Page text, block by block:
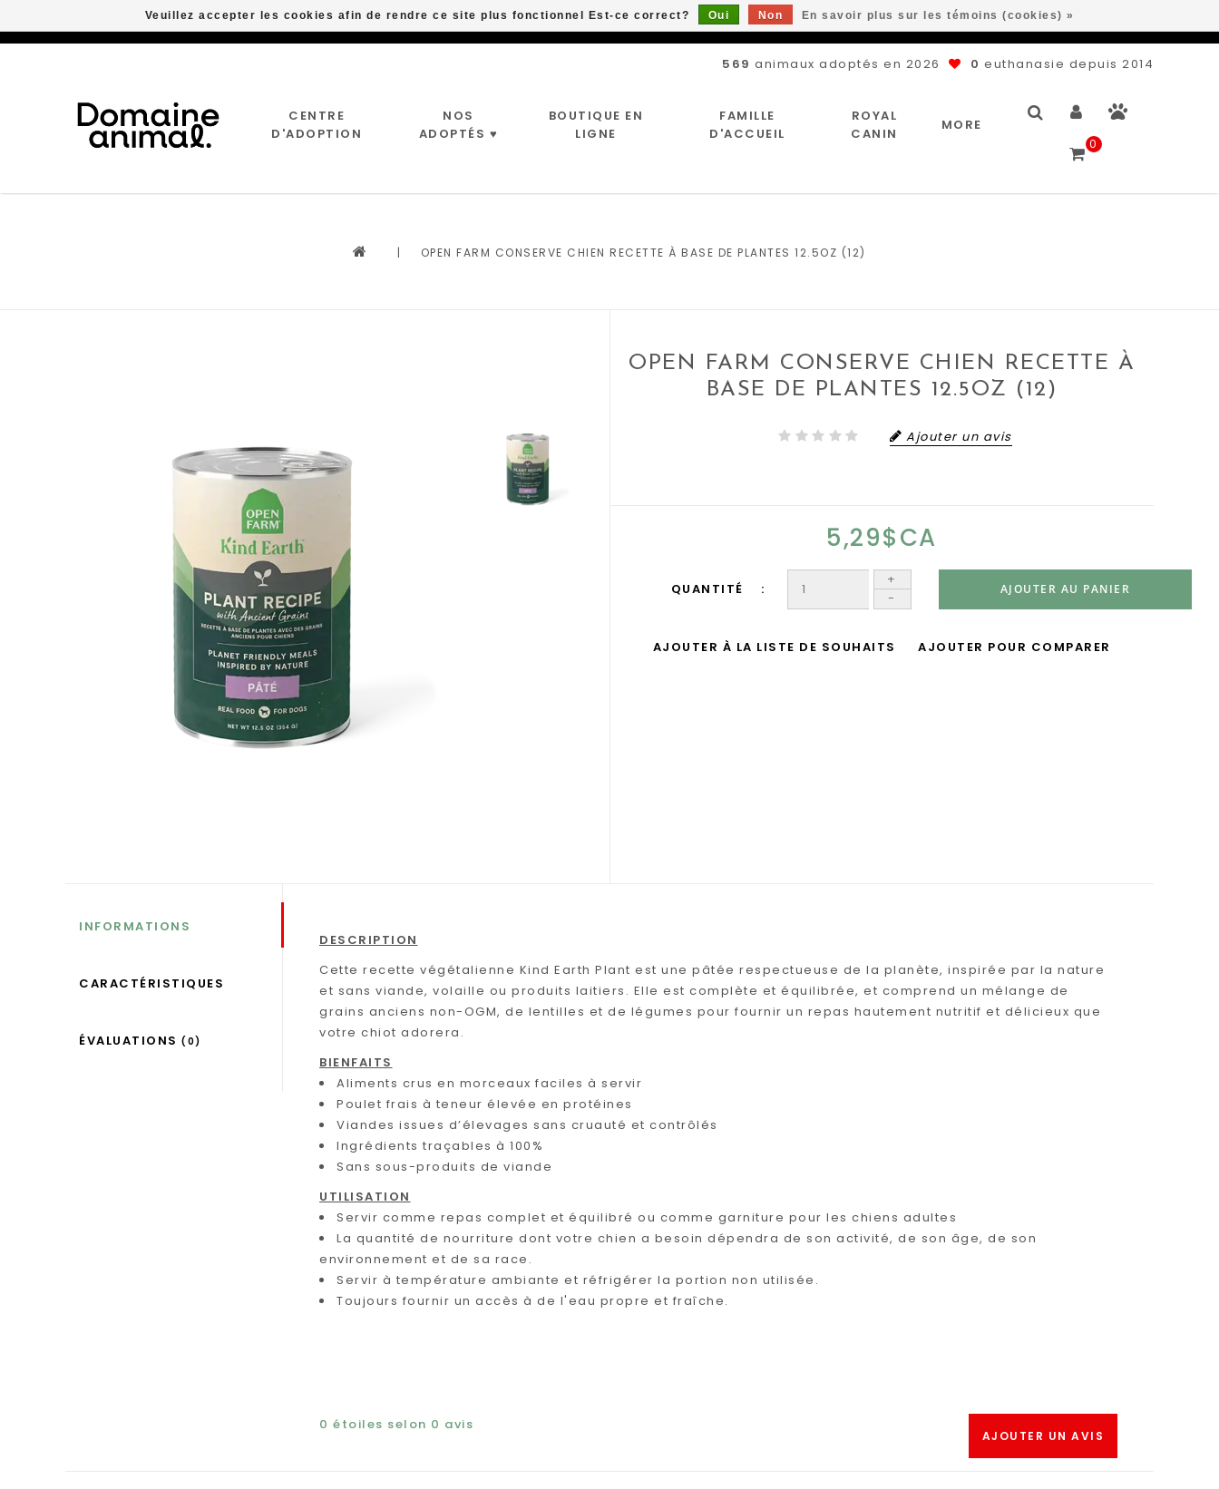
569 animaux adoptés en 2026 0 euthanasie depuis 2014
CENTRE
D'ADOPTION
NOS
ADOPTÉS ♥
BOUTIQUE EN
LIGNE
FAMILLE
D'ACCUEIL
ROYAL
CANIN
MORE
0
| OPEN FARM CONSERVE CHIEN RECETTE À BASE DE PLANTES 12.5OZ (12)
OPEN FARM CONSERVE CHIEN RECETTE À
BASE DE PLANTES 12.5OZ (12)
Ajouter un avis
5,29$CA
QUANTITÉ
+
-
AJOUTER AU PANIER
AJOUTER À LA LISTE DE SOUHAITS AJOUTER POUR COMPARER
INFORMATIONS
CARACTÉRISTIQUES
ÉVALUATIONS (0)
DESCRIPTION
Cette recette végétalienne Kind Earth Plant est une pâtée respectueuse de la planète, inspirée par la nature
et sans viande, volaille ou produits laitiers. Elle est complète et équilibrée, et comprend un mélange de
grains anciens non-OGM, de lentilles et de légumes pour fournir un repas hautement nutritif et délicieux que
votre chiot adorera.
BIENFAITS
Aliments crus en morceaux faciles à servir
Poulet frais à teneur élevée en protéines
Viandes issues d’élevages sans cruauté et contrôlés
Ingrédients traçables à 100%
Sans sous-produits de viande
UTILISATION
Servir comme repas complet et équilibré ou comme garniture pour les chiens adultes
La quantité de nourriture dont votre chien a besoin dépendra de son activité, de son âge, de son
environnement et de sa race.
Servir à température ambiante et réfrigérer la portion non utilisée.
Toujours fournir un accès à de l'eau propre et fraîche.
AJOUTER UN AVIS
0 étoiles selon 0 avis
Veuillez accepter les cookies afin de rendre ce site plus fonctionnel Est-ce correct? Oui Non En savoir plus sur les témoins (cookies) »
Livraison gratuite à partir de 89$*